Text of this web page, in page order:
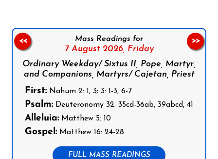
Mass Readings for
7 August 2026, Friday
Ordinary Weekday/ Sixtus II, Pope, Martyr,
and Companions, Martyrs/ Cajetan, Priest
First: Nahum 2: 1, 3; 3: 1-3, 6-7
Psalm: Deuteronomy 32: 35cd-36ab, 39abcd, 41
Alleluia: Matthew 5: 10
Gospel: Matthew 16: 24-28
FULL MASS READINGS
<< >>